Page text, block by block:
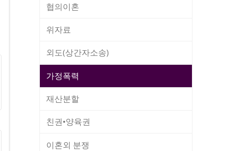
협의이혼
위자료
외도(상간자소송)
가정폭력
재산분할
친권•양육권
이혼외 분쟁